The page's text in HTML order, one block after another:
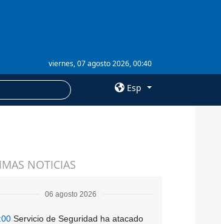
viernes, 07 agosto 2026, 00:40
Esp
Suscripción
NOTICIAS
06 agosto 2026
Servicio de Seguridad ha atacado